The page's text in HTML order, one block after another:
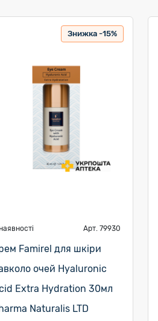
Знижка -15%
Арт. 79930
Famirel для шкіри
очей Hyaluronic
Extra Hydration 30мл
Naturalis LTD